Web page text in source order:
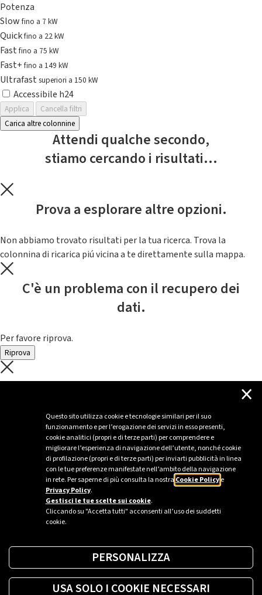
Questo sito utilizza cookie e tecnologie similari per il suo
funzionamento e per l’erogazione dei servizi in esso presenti,
cookie analitici (propri e di terze parti) per comprendere e
migliorare l’esperienza di navigazione dell’utente, nonché cookie
di profilazione (propri e di terze parti) per inviarti pubblicità in linea
con le tue preferenze manifestate nell’ambito della navigazione
in rete. Per saperne di più consulta la nostra Cookie Policye
Privacy Policy.
Gestisci le tue scelte sui cookie.
Cliccando su "Accetta tutti" acconsenti all’uso dei suddetti
cookie.
×
PERSONALIZZA
USA SOLO I COOKIE NECESSARI
Potenza
Slowfino a 7 kW
Quickfino a 22 kW
Fastfino a 75 kW
Fast+fino a 149 kW
Ultrafast superiori a 150 kW
Accessibile h24
Applica
Cancella filtri
Carica altre colonnine
Attendi qualche secondo,
stiamo cercando i risultati...
Prova a esplorare altre opzioni.
Non abbiamo trovato risultati per la tua ricerca. Trova la
colonnina di ricarica piú vicina a te direttamente sulla mappa.
C'è un problema con il recupero dei
dati.
Per favore riprova.
Riprova
C'è un problema con il recupero dei
Per favore riprova piú tardi
Sei un’azienda o una PA?
Trova la soluzione più giusta per te.
Richiedi una colonnina